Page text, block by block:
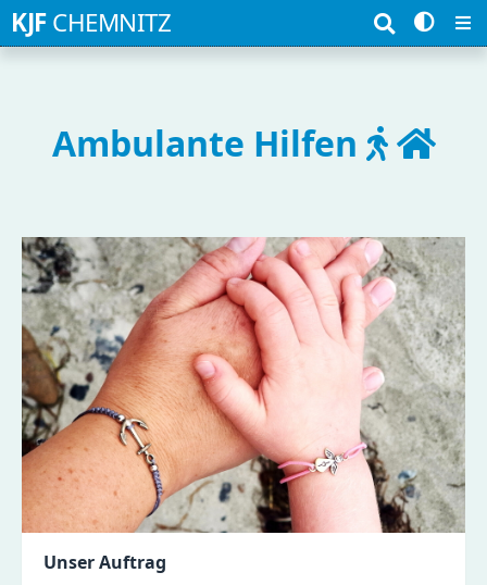
KJF CHEMNITZ Suchbegriffe
Ambulante Hilfen
Unser Auftrag